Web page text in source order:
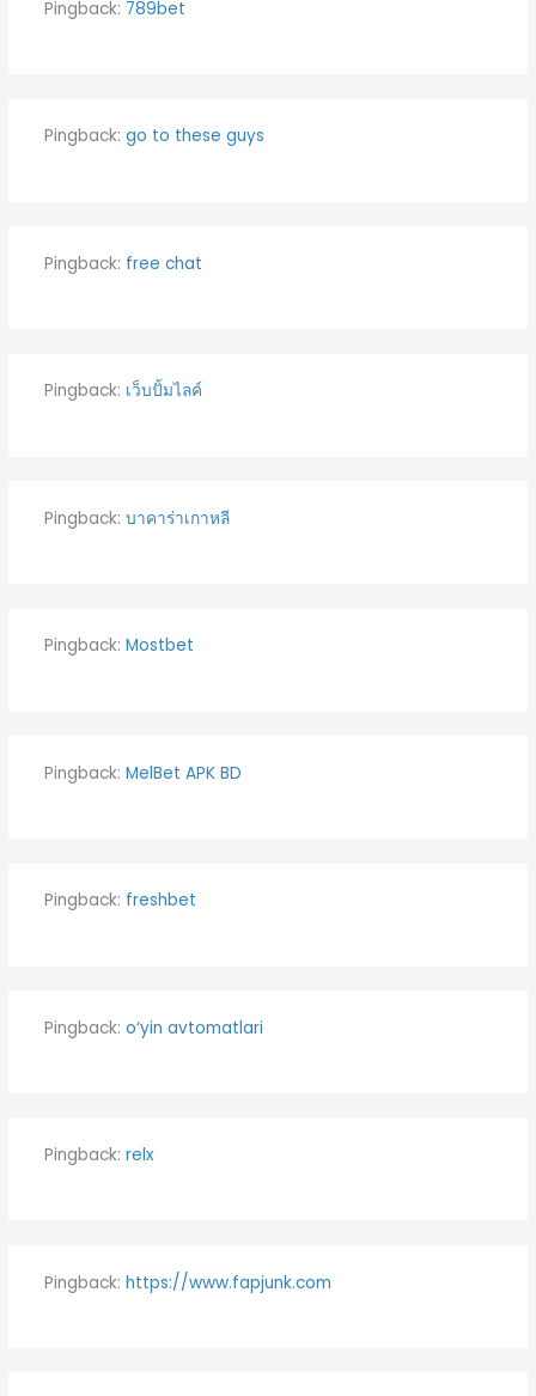
Pingback: 789bet
Pingback: go to these guys
Pingback: free chat
Pingback: เว็บปั้มไลค์
Pingback: บาคาร่าเกาหลี
Pingback: Mostbet
Pingback: MelBet APK BD
Pingback: freshbet
Pingback: o‘yin avtomatlari
Pingback: relx
Pingback: https://www.fapjunk.com